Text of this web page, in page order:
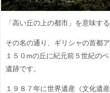
「高い丘の上の都市」を意味す
その名の通り、ギリシャの首都
１５０mの丘に紀元前５世紀の
遺跡です。
１９８７年に世界遺産（文化遺